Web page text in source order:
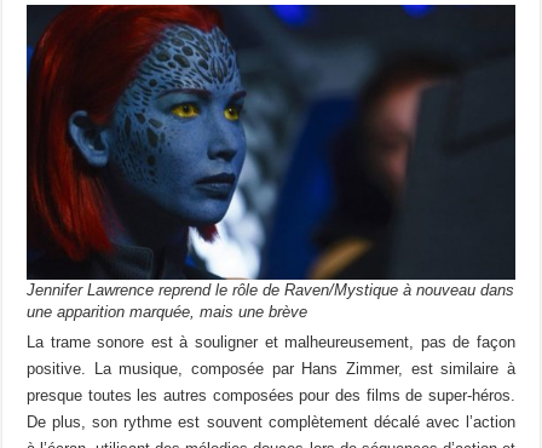
Jennifer Lawrence reprend le rôle de Raven/Mystique à nouveau dans
une apparition marquée, mais une brève
La trame sonore est à souligner et malheureusement, pas de façon
positive. La musique, composée par Hans Zimmer, est similaire à
presque toutes les autres composées pour des films de super-héros.
De plus, son rythme est souvent complètement décalé avec l’action